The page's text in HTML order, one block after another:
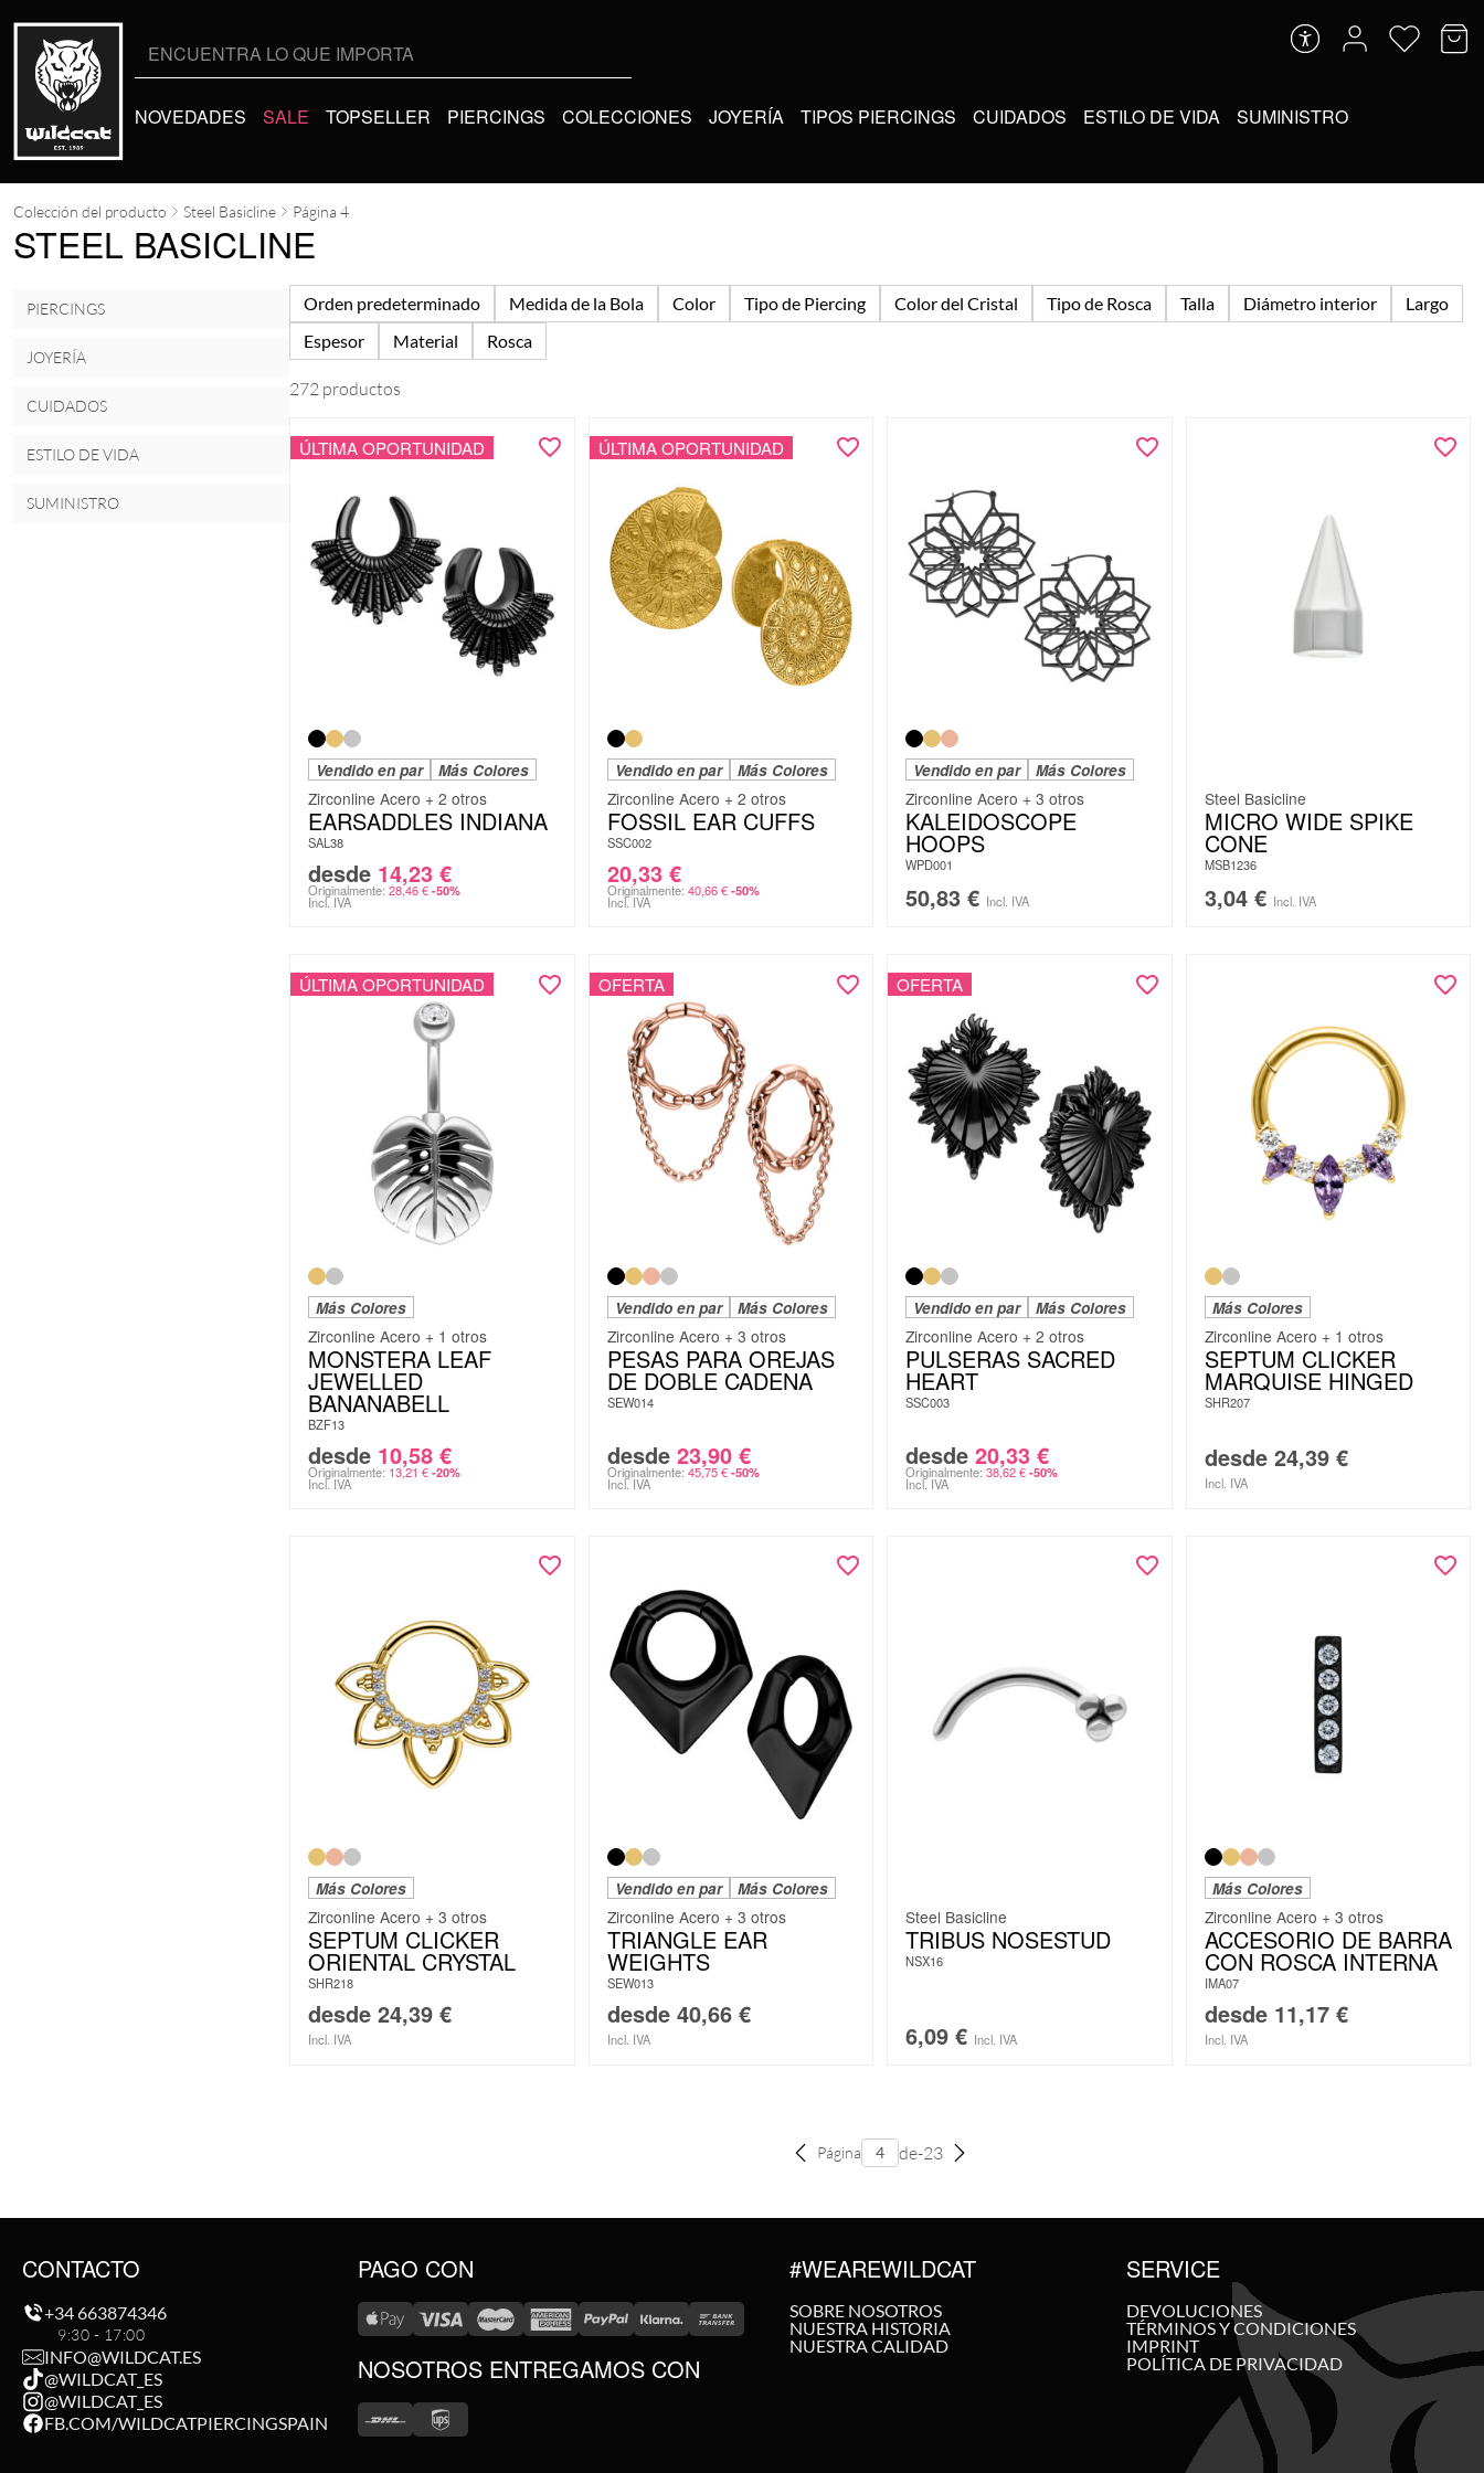
NOVEDADES SALE TOPSELLER PIERCINGS COLECCIONES JOYERÍA TIPOS PIERCINGS CUIDADOS ESTILO DE VIDA SUMINISTRO
Colección del producto Steel Basicline Página 4
STEEL BASICLINE
PIERCINGS
JOYERÍA
CUIDADOS
ESTILO DE VIDA
SUMINISTRO
Orden predeterminado Medida de la Bola Color Tipo de Piercing Color del Cristal Tipo de Rosca Talla Diámetro interior
Largo
Espesor
Material Rosca
272 productos
ÚLTIMA OPORTUNIDAD
Vendido en par Más Colores
Zirconline Acero + 2 otros
EARSADDLES INDIANA
SAL38
desde 14,23 €
Originalmente: 28,46€ -50%
Incl. IVA
ÚLTIMA OPORTUNIDAD
Vendido en par Más Colores
Zirconline Acero + 2 otros
FOSSIL EAR CUFFS
SSC002
20,33 €
Originalmente: 40,66€ -50%
Incl. IVA
Vendido en par Más Colores
Zirconline Acero + 3 otros
KALEIDOSCOPE
HOOPS
WPD001
50,83 € Incl. IVA
Steel Basicline
MICRO WIDE SPIKE
CONE
MSB1236
3,04 € Incl. IVA
ÚLTIMA OPORTUNIDAD
Más Colores
Zirconline Acero + 1 otros
MONSTERA LEAF
JEWELLED
BANANABELL
BZF13
desde 10,58 €
Originalmente: 13,21 € -20%
Incl. IVA
OFERTA
Vendido en par Más Colores
Zirconline Acero + 3 otros
PESAS PARA OREJAS
DE DOBLE CADENA
SEW014
desde 23,90 €
Originalmente: 45,75€ -50%
Incl. IVA
OFERTA
Vendido en par Más Colores
Zirconline Acero + 2 otros
PULSERAS SACRED
HEART
SSC003
desde 20,33 €
Originalmente: 38,62€ -50%
Incl. IVA
Más Colores
Zirconline Acero + 1 otros
SEPTUM CLICKER
MARQUISE HINGED
SHR207
desde 24,39 €
Incl. IVA
Más Colores
Zirconline Acero + 3 otros
SEPTUM CLICKER
ORIENTAL CRYSTAL
SHR218
desde 24,39 €
Incl. IVA
Vendido en par Más Colores
Zirconline Acero + 3 otros
TRIANGLE EAR
WEIGHTS
SEW013
desde 40,66 €
Incl. IVA
Steel Basicline
TRIBUS NOSESTUD
NSX16
6,09 € Incl. IVA
Más Colores
Zirconline Acero + 3 otros
ACCESORIO DE BARRA
CON ROSCA INTERNA
IMA07
desde 11,17 €
Incl. IVA
Página de-23
CONTACTO
+34 663874346
9:30 - 17:00
INFO@WILDCAT.ES
@WILDCAT_ES
@WILDCAT_ES
FB.COM/WILDCATPIERCINGSPAIN
PAGO CON
NOSOTROS ENTREGAMOS CON
#WEAREWILDCAT
SOBRE NOSOTROS
NUESTRA HISTORIA
NUESTRA CALIDAD
SERVICE
DEVOLUCIONES
TÉRMINOS Y CONDICIONES
IMPRINT
POLÍTICA DE PRIVACIDAD